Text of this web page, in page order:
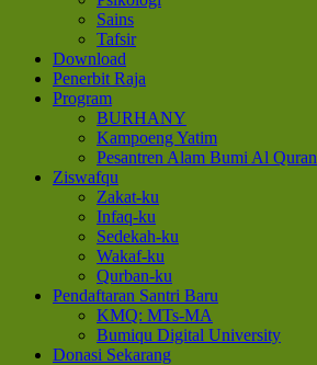
Sains
Tafsir
Download
Penerbit Raja
Program
BURHANY
Kampoeng Yatim
Pesantren Alam Bumi Al Quran
Ziswafqu
Zakat-ku
Infaq-ku
Sedekah-ku
Wakaf-ku
Qurban-ku
Pendaftaran Santri Baru
KMQ: MTs-MA
Bumiqu Digital University
Donasi Sekarang